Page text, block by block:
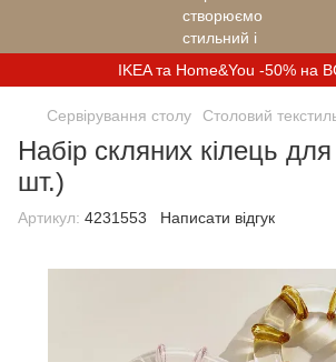
IKEA та Home&You -50% на
Сервірування столу Столовий
Набір скляних кілець
шт.)
Артикул: 4231553 Написати відгук